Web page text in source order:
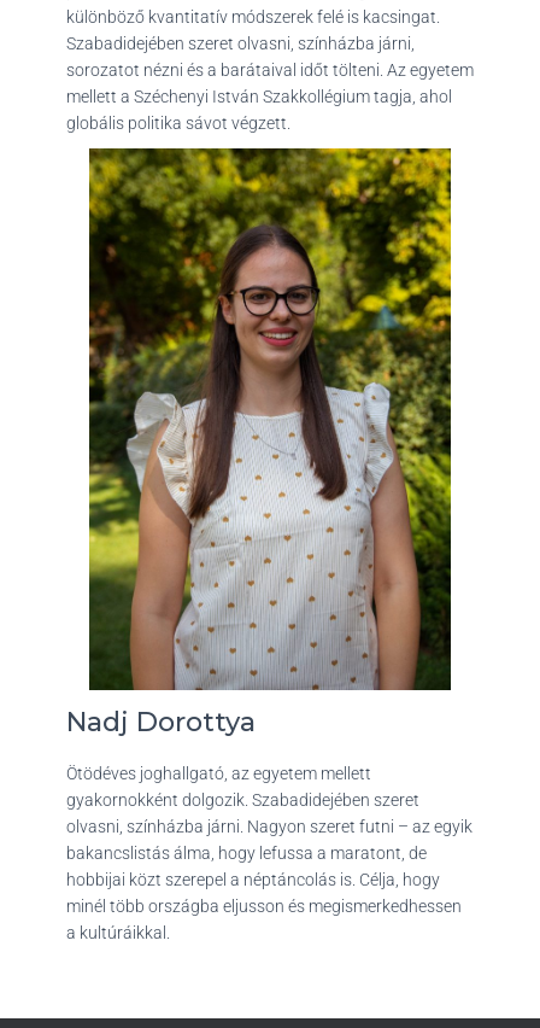
különböző kvantitatív módszerek felé is kacsingat.
Szabadidejében szeret olvasni, színházba járni,
sorozatot nézni és a barátaival időt tölteni. Az egyetem
mellett a Széchenyi István Szakkollégium tagja, ahol
globális politika sávot végzett.
Nadj Dorottya
Ötödéves joghallgató, az egyetem mellett
gyakornokként dolgozik. Szabadidejében szeret
olvasni, színházba járni. Nagyon szeret futni – az egyik
bakancslistás álma, hogy lefussa a maratont, de
hobbijai közt szerepel a néptáncolás is. Célja, hogy
minél több országba eljusson és megismerkedhessen
a kultúráikkal.